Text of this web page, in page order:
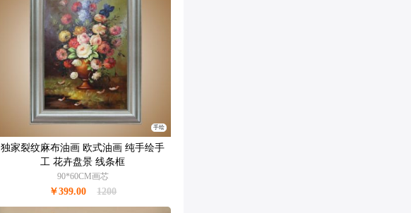
手绘
独家裂纹麻布油画 欧式油画 纯手绘手
工 花卉盘景 线条框
90*60CM画芯
￥399.00 1200